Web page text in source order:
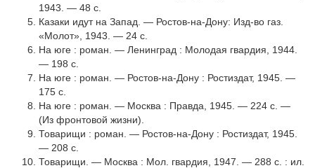
1943. — 48 с.
Казаки идут на Запад. — Ростов-на-Дону: Изд-во газ.
«Молот», 1943. — 24 с.
На юге : роман. — Ленинград : Молодая гвардия, 1944.
— 198 с.
На юге : роман. — Ростов-на-Дону : Ростиздат, 1945. —
175 с.
На юге : роман. — Москва : Правда, 1945. — 224 с. —
(Из фронтовой жизни).
Товарищи : роман. — Ростов-на-Дону : Ростиздат, 1945.
— 208 с.
Товарищи. — Москва : Мол. гвардия, 1947. — 288 с. : ил.